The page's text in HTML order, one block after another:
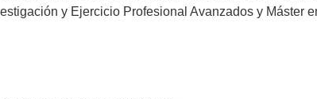
y Ejercicio Profesional Avanzados y Máster